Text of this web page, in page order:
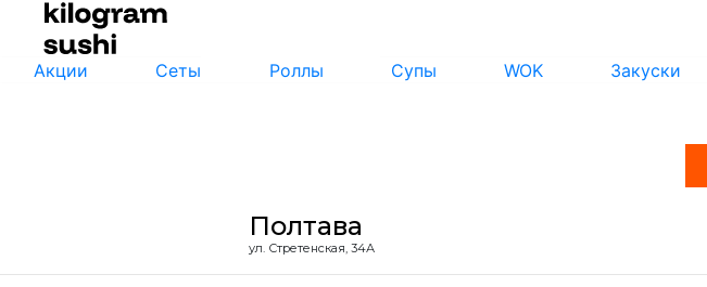
Акции Сеты Роллы Супы WOK Закуски
Полтава
ул. Стретенская, 34А